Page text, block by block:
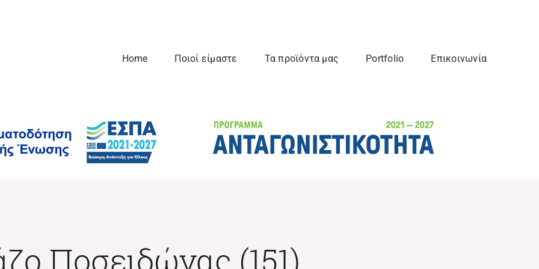
Home Ποιοί είμαστε Τα προϊόντα μας Portfolio Επικοινωνία
Ποσειδώνας (151)